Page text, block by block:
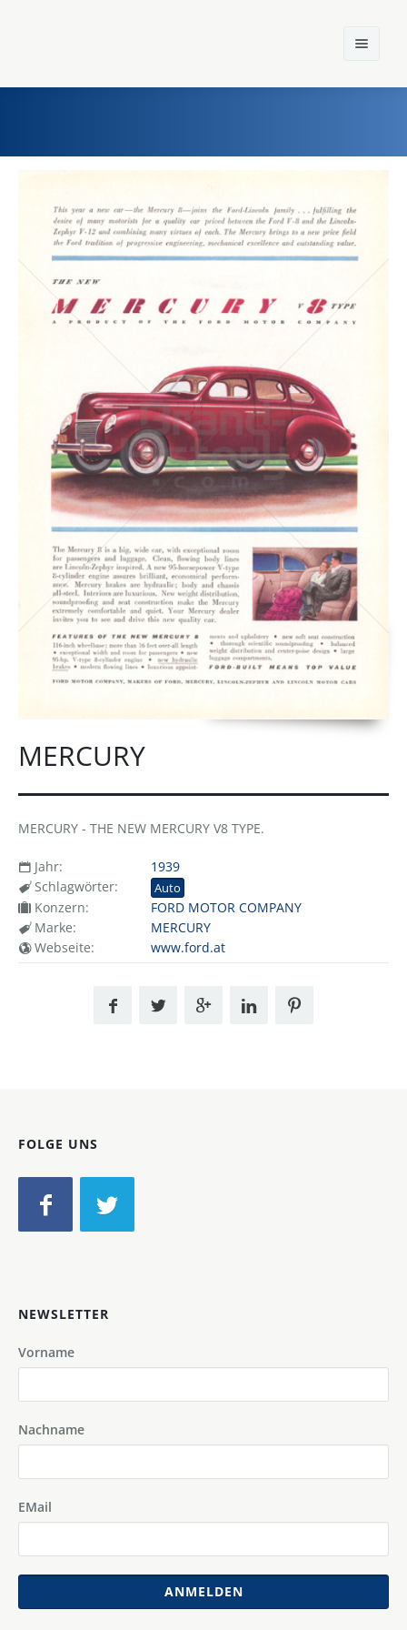
Einst und Heute
Marken
Konzerne
MERCURY
MERCURY - THE NEW MERCURY V8 TYPE.
Jahr:
1939
Schlagwörter:
Auto
Konzern:
FORD MOTOR COMPANY
Marke:
MERCURY
Webseite:
www.ford.at
FOLGE UNS
NEWSLETTER
Vorname
Nachname
EMail
ANMELDEN